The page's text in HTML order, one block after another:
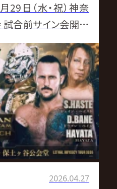
29日（水・祝）神奈
試合前サイン会開催
2026.04.27